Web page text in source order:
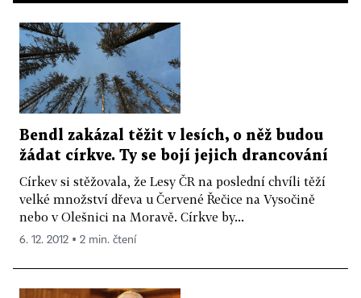
Bendl zakázal těžit v lesích, o něž budou
žádat církve. Ty se bojí jejich drancování
Církev si stěžovala, že Lesy ČR na poslední chvíli těží
velké množství dřeva u Červené Řečice na Vysočině
nebo v Olešnici na Moravě. Církve by...
6. 12. 2012 ▪ 2 min. čtení